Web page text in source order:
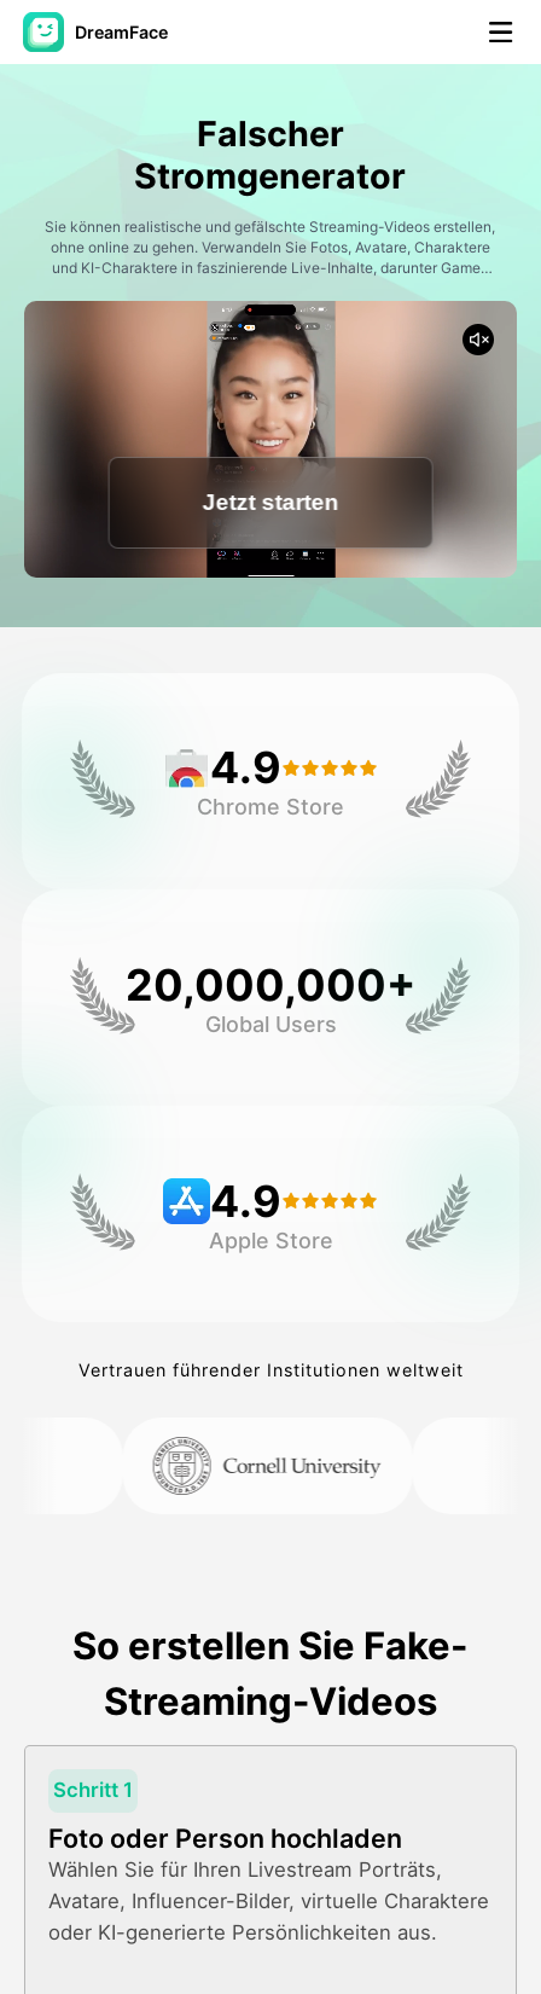
DreamFace
Avatar-Video
KI-Video
KI-Fotos ▼
Weitere Instrumente
Alle Tools anzeigen
Avatar-Video
▼
Weitere Instrumente
Falscher
Stromgenerator
Sie können realistische und gefälschte Streaming-Videos erstellen,
ohne online zu gehen. Verwandeln Sie Fotos, Avatare, Charaktere
und KI-Charaktere in faszinierende Live-Inhalte, darunter Game-
Influencer-Streams und virale Social-Media-Momente. Dreamface
erleichtert die Erstellung von Inhalten, die wie echte Live-
Übertragungen aussehen, durch realistisches Streaming-Media-
Layout, Echtzeit-Chat-Effekte, sprechende Animationen und
Erstellervorlagen.
Jetzt starten
4.9
Chrome Store
20,000,000+
Global Users
4.9
Apple Store
Vertrauen führender Institutionen weltweit
So erstellen Sie Fake-
Streaming-Videos
Schritt 1
Foto oder Person hochladen
Wählen Sie für Ihren Livestream Porträts,
Avatare, Influencer-Bilder, virtuelle Charaktere
oder KI-generierte Persönlichkeiten aus.